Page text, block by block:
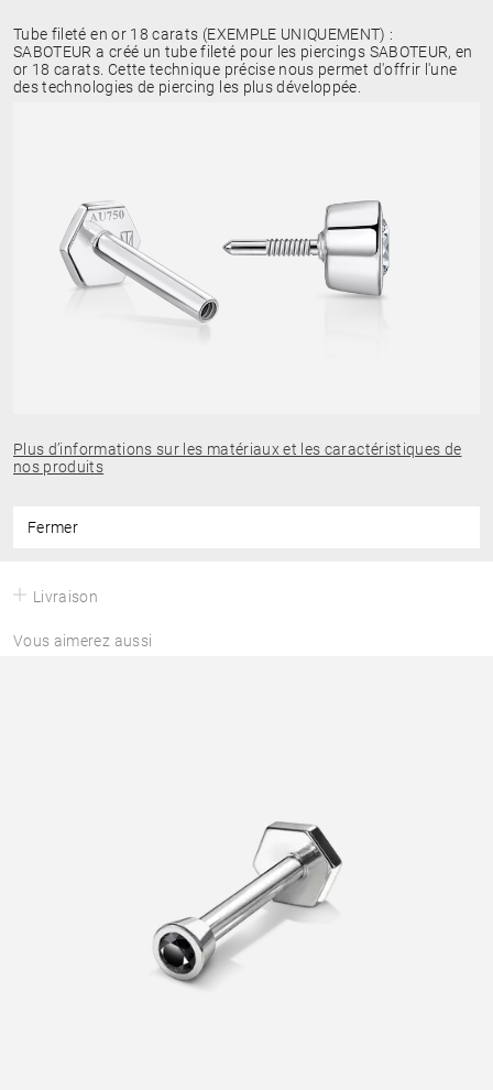
Tube fileté en or 18 carats (EXEMPLE UNIQUEMENT) :
SABOTEUR a créé un tube fileté pour les piercings SABOTEUR, en
or 18 carats. Cette technique précise nous permet d'offrir l'une
des technologies de piercing les plus développée.
Plus d’informations sur les matériaux et les caractéristiques de
nos produits
Fermer
Livraison
Vous aimerez aussi